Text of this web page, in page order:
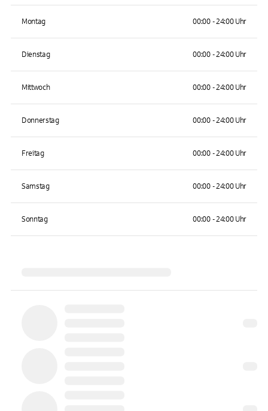
Montag 00:00 - 24:00 Uhr
Dienstag 00:00 - 24:00 Uhr
Mittwoch 00:00 - 24:00 Uhr
Donnerstag 00:00 - 24:00 Uhr
Freitag 00:00 - 24:00 Uhr
Samstag 00:00 - 24:00 Uhr
Sonntag 00:00 - 24:00 Uhr